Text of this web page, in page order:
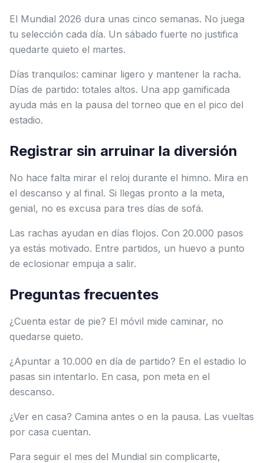
El Mundial 2026 dura unas cinco semanas. No juega
tu selección cada día. Un sábado fuerte no justifica
quedarte quieto el martes.
Días tranquilos: caminar ligero y mantener la racha.
Días de partido: totales altos. Una app gamificada
ayuda más en la pausa del torneo que en el pico del
estadio.
Registrar sin arruinar la diversión
No hace falta mirar el reloj durante el himno. Mira en
el descanso y al final. Si llegas pronto a la meta,
genial, no es excusa para tres días de sofá.
Las rachas ayudan en días flojos. Con 20.000 pasos
ya estás motivado. Entre partidos, un huevo a punto
de eclosionar empuja a salir.
Preguntas frecuentes
¿Cuenta estar de pie? El móvil mide caminar, no
quedarse quieto.
¿Apuntar a 10.000 en día de partido? En el estadio lo
pasas sin intentarlo. En casa, pon meta en el
descanso.
¿Ver en casa? Camina antes o en la pausa. Las vueltas
por casa cuentan.
Para seguir el mes del Mundial sin complicarte,